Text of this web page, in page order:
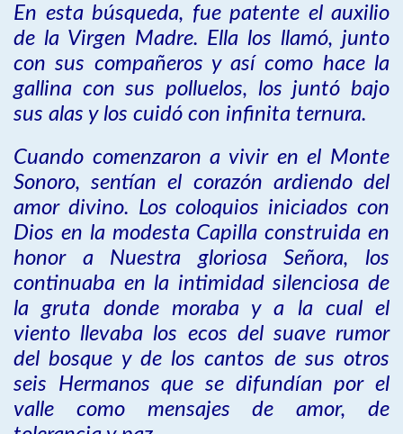
En esta búsqueda, fue patente el auxilio
de la Virgen Madre. Ella los llamó, junto
con sus compañeros y así como hace la
gallina con sus polluelos, los juntó bajo
sus alas y los cuidó con infinita ternura.
Cuando comenzaron a vivir en el Monte
Sonoro, sentían el corazón ardiendo del
amor divino. Los coloquios iniciados con
Dios en la modesta Capilla construida en
honor a Nuestra gloriosa Señora, los
continuaba en la intimidad silenciosa de
la gruta donde moraba y a la cual el
viento llevaba los ecos del suave rumor
del bosque y de los cantos de sus otros
seis Hermanos que se difundían por el
valle como mensajes de amor, de